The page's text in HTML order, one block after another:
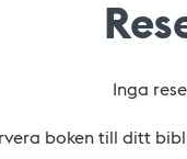
Inga
boken till ditt